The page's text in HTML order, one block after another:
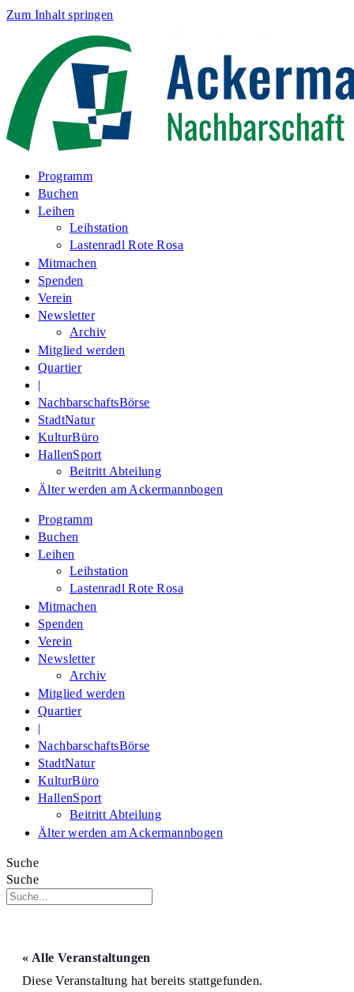
Zum Inhalt springen
Programm
Buchen
Leihen
Leihstation
Lastenradl Rote Rosa
Mitmachen
Spenden
Verein
Newsletter
Archiv
Mitglied werden
Quartier
|
NachbarschaftsBörse
StadtNatur
KulturBüro
HallenSport
Beitritt Abteilung
Älter werden am Ackermannbogen
Programm
Buchen
Leihen
Leihstation
Lastenradl Rote Rosa
Mitmachen
Spenden
Verein
Newsletter
Archiv
Mitglied werden
Quartier
|
NachbarschaftsBörse
StadtNatur
KulturBüro
HallenSport
Beitritt Abteilung
Älter werden am Ackermannbogen
Suche
Suche
« Alle Veranstaltungen
Diese Veranstaltung hat bereits stattgefunden.